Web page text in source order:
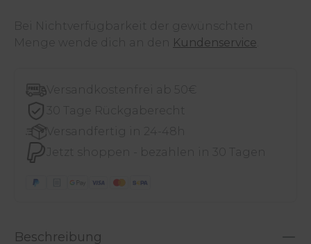
Bei Nichtverfügbarkeit der gewünschten
Menge wende dich an den
Kundenservice
Versandkostenfrei ab 50€
30 Tage Rückgaberecht
Versandfertig in 24-48h
Jetzt shoppen - bezahlen in 30 Tagen
Beschreibung